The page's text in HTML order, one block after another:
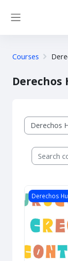
Courses
Derechos
Course
Search
Course
Derechos